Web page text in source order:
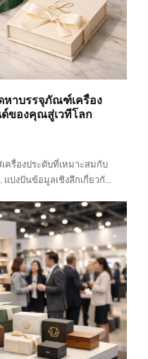
าบรรจุภัณฑ์เครื่อง
ของคุณสู่เวทีโลก
ครื่องประดับที่เหมาะสมกับ
บ่งปันข้อมูลเชิงลึกเกี่ยวกับ
ะความสวยงามของการ
รมที่มีการแข่งขันสูง...